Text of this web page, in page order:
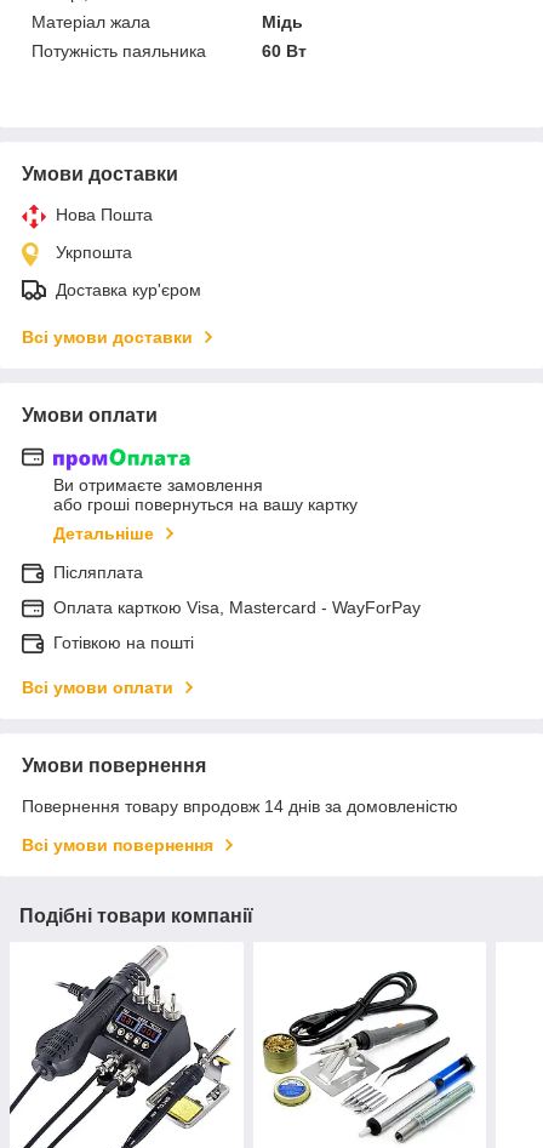
Матеріал жала
Мідь
Потужність паяльника
60 Вт
Умови доставки
Нова Пошта
Укрпошта
Доставка кур'єром
Всі умови доставки
Умови оплати
Ви отримаєте замовлення
або гроші повернуться на вашу картку
Детальніше
Післяплата
Оплата карткою Visa, Mastercard - WayForPay
Готівкою на пошті
Всі умови оплати
Умови повернення
Повернення товару впродовж 14 днів за домовленістю
Всі умови повернення
Подібні товари компанії